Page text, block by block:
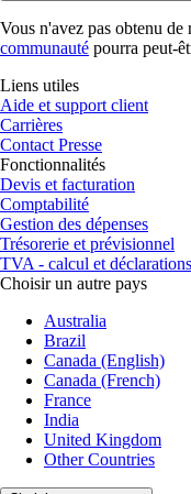
Vous n'avez pas obtenu
communauté pourra peut-
Liens utiles
Aide et support client
Carrières
Contact Presse
Fonctionnalités
Devis et facturation
Comptabilité
Gestion des dépenses
Trésorerie et prévisionnel
TVA - calcul et déclarations
Choisir un autre pays
Australia
Brazil
Canada (English)
Canada (French)
France
India
United Kingdom
Other Countries